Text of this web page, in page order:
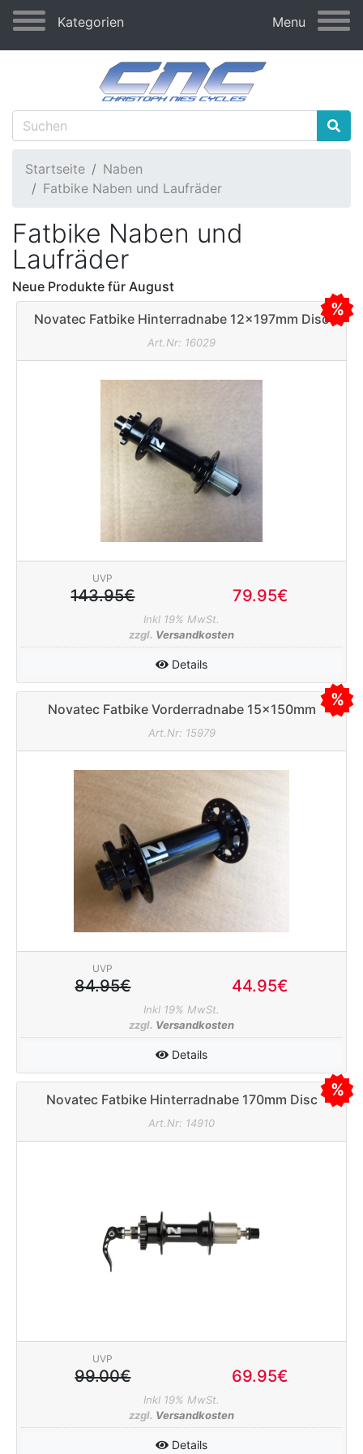
Kategorien Menu
Startseite
Naben
Fatbike Naben und Laufräder
Fatbike Naben und
Laufräder
Neue Produkte für August
Novatec Fatbike Hinterradnabe 12x197mm Disc
schwarz 32L
Art.Nr: 16029
UVP
143.95€ 79.95€
Inkl 19% MwSt.
zzgl. Versandkosten
Details
Novatec Fatbike Vorderradnabe 15x150mm
Disc schwarz 32L
Art.Nr: 15979
UVP
84.95€ 44.95€
Inkl 19% MwSt.
zzgl. Versandkosten
Details
Novatec Fatbike Hinterradnabe 170mm Disc
Art.Nr: 14910
UVP
99.00€ 69.95€
Inkl 19% MwSt.
zzgl. Versandkosten
Details